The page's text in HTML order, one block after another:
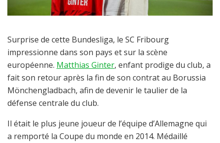
Surprise de cette Bundesliga, le SC Fribourg
impressionne dans son pays et sur la scène
européenne. Matthias Ginter, enfant prodige du club, a
fait son retour après la fin de son contrat au Borussia
Mönchengladbach, afin de devenir le taulier de la
défense centrale du club.
Il était le plus jeune joueur de l’équipe d’Allemagne qui
a remporté la Coupe du monde en 2014. Médaillé